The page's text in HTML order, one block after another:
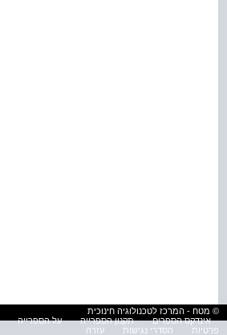
© מטח - המרכז לטכנולוגיה חינוכית
אינדקס הספרים
תקנון הספרייה על הספרייה
פרטיות
הסדרי נגישות עזרה